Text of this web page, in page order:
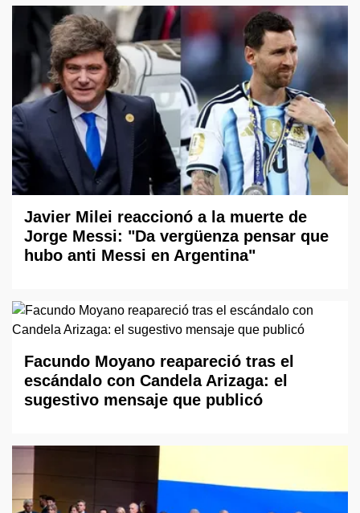
Javier Milei reaccionó a la muerte de
Jorge Messi: "Da vergüenza pensar que
hubo anti Messi en Argentina"
Facundo Moyano reapareció tras el
escándalo con Candela Arizaga: el
sugestivo mensaje que publicó